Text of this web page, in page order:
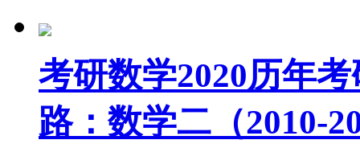
考研数学2020历年
路：数学二（2010-